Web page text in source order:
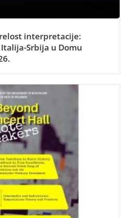
interpretacije:
Srbija u Domu